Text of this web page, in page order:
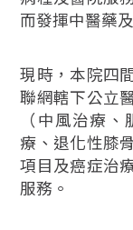
而發揮中醫藥
現時，本院四
聯網轄下公立
（中風治療
療、退化性膝
項目及癌症治
服務。